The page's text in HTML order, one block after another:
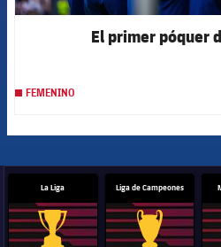
El primer póquer
FEMENINO
La Liga Liga de Campeones